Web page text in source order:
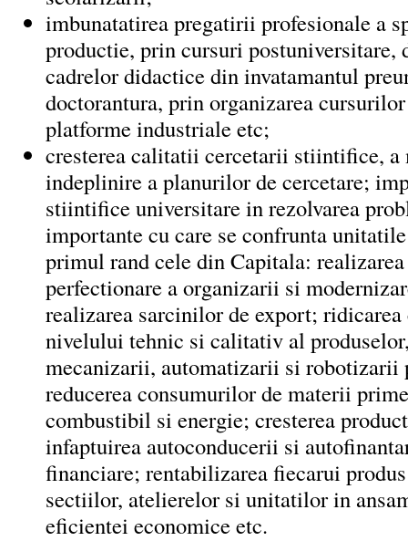
imbunatatirea pregatirii profesionale a
productie, prin cursuri postuniversitare,
cadrelor didactice din invatamantul
doctorantura, prin organizarea
platforme industriale etc;
cresterea calitatii cercetarii stiintifice, a
indeplinire a planurilor de cercetare;
stiintifice universitare in rezolvarea
importante cu care se confrunta
primul rand cele din Capitala:
perfectionare a organizarii si
realizarea sarcinilor de export; ridicarea
nivelului tehnic si calitativ al
mecanizarii, automatizarii si robotizarii
reducerea consumurilor de materii
combustibil si energie; cresterea
infaptuirea autoconducerii si
financiare; rentabilizarea fiecarui
sectiilor, atelierelor si unitatilor in
eficientei economice etc.